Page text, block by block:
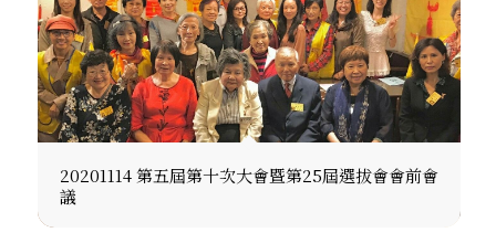
20201114 第五屆第十次大會暨第25屆選拔會會前會
議